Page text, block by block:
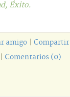
Éxito.
amigo| Compartir
Comentarios (0)